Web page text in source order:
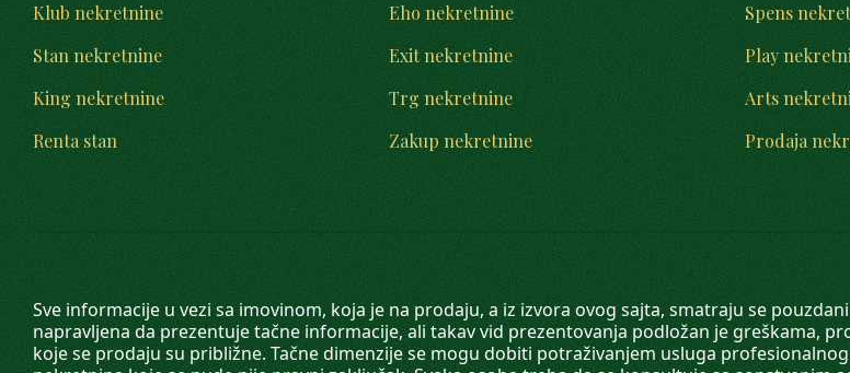
Sve informacije u vezi sa imovinom, koja je na prodaju, a iz izvora ovog sajta, smatraju se
napravljena da prezentuje tačne informacije, ali takav vid prezentovanja podložan je greškama,
koje se prodaju su približne. Tačne dimenzije se mogu dobiti potraživanjem usluga
Klub nekretnine
Eho nekretnine Spens
Stan nekretnine
Exit nekretnine Play
King nekretnine
Trg nekretnine Arts
Renta stan
Zakup nekretnine Prodaja